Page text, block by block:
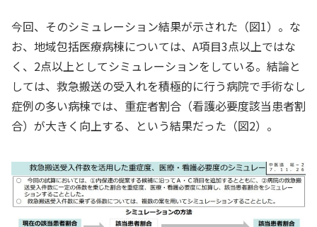
今回、そのシミュレーション結果が示された（図1）。な
お、地域包括医療病棟については、A項目3点以上ではな
く、2点以上としてシミュレーションをしている。結論と
しては、救急搬送の受入れを積極的に行う病院で手術なし
症例の多い病棟では、重症者割合（看護必要度該当患者割
合）が大きく向上する、という結果だった（図2）。